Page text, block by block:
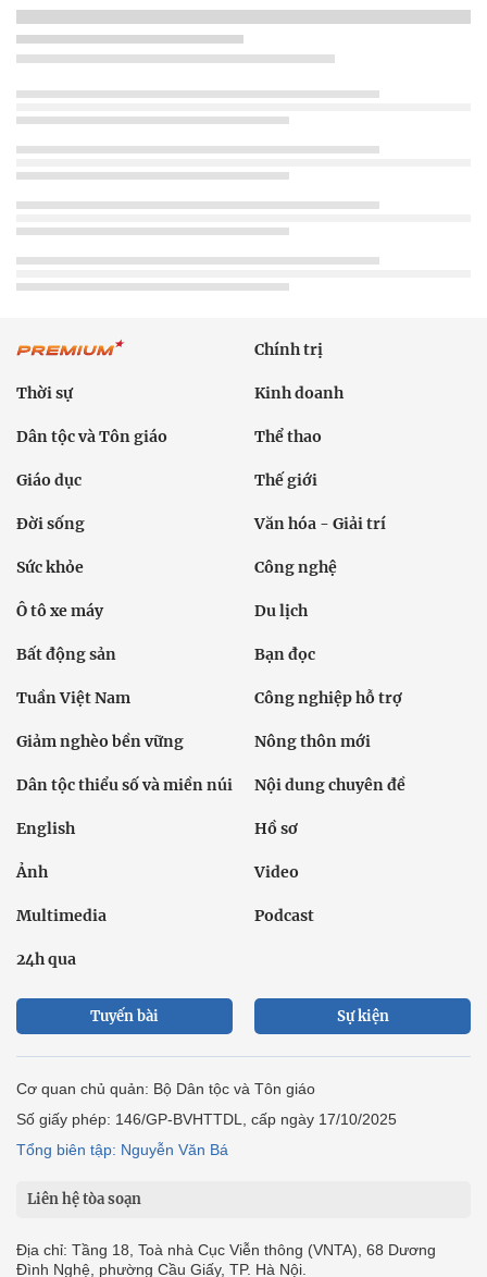
Chính trị
Thời sự Kinh doanh
Dân tộc và Tôn giáo Thể thao
Giáo dục Thế giới
Đời sống Văn hóa - Giải trí
Sức khỏe Công nghệ
Ô tô xe máy Du lịch
Bất động sản Bạn đọc
Tuần Việt Nam Công nghiệp hỗ trợ
Giảm nghèo bền vững Nông thôn mới
Dân tộc thiểu số và miền núi Nội dung chuyên đề
English Hồ sơ
Ảnh Video
Multimedia Podcast
24h qua
Tuyến bài Sự kiện
Cơ quan chủ quản: Bộ Dân tộc và Tôn giáo
Số giấy phép: 146/GP-BVHTTDL, cấp ngày 17/10/2025
Tổng biên tập: Nguyễn Văn Bá
Liên hệ tòa soạn
Địa chỉ: Tầng 18, Toà nhà Cục Viễn thông (VNTA), 68 Dương
Đình Nghệ, phường Cầu Giấy, TP. Hà Nội.